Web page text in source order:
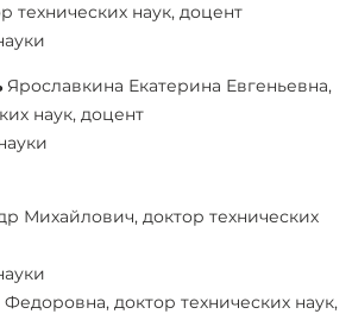
технических наук, доцент
Ярославкина Екатерина Евгеньевна,
наук, доцент
Михайлович, доктор технических
доктор технических наук,